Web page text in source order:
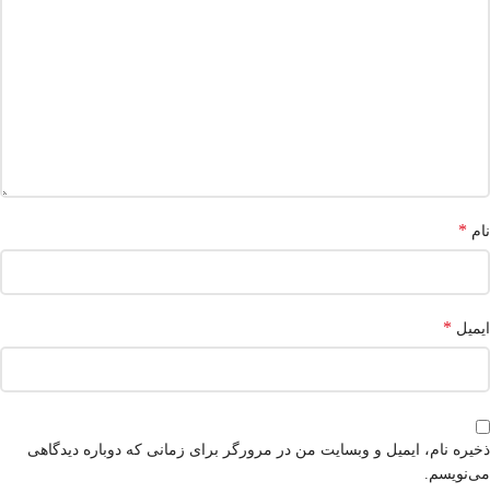
نام *
ایمیل *
ذخیره نام، ایمیل و وبسایت من در مرورگر برای زمانی که دوباره دیدگاهی
می‌نویسم.